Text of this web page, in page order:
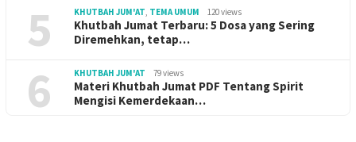
5 KHUTBAH JUM'AT, TEMA UMUM 120 views
Khutbah Jumat Terbaru: 5 Dosa yang Sering
Diremehkan, tetap…
6 KHUTBAH JUM'AT 79 views
Materi Khutbah Jumat PDF Tentang Spirit
Mengisi Kemerdekaan…